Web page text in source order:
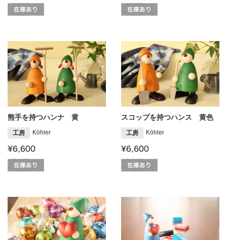
熊手を持つハンナ 黄
工房 Köhler
¥6,600
スコップを持つハンス 黄色
工房 Köhler
¥6,600